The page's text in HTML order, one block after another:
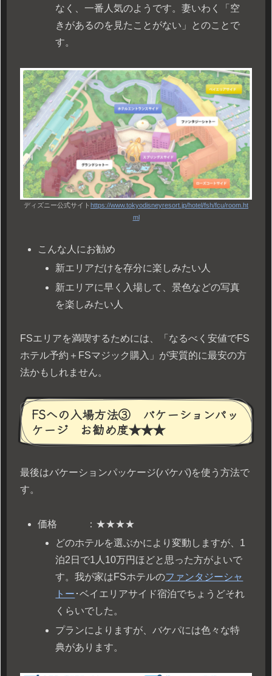
なく、一番人気のようです。妻いわく「空
きがあるのを見たことがない」とのことで
す。
ディズニー公式サイト https://www.tokyodisneyresort.jp/hotel/fsh/fcu/room.ht
ml
こんな人にお勧め
新エリアだけを存分に楽しみたい人
新エリアに早く入場して、景色などの写真
を楽しみたい人
FSエリアを満喫するためには、「なるべく安値でFS
ホテル予約＋FSマジック購入」が実質的に最安の方
法かもしれません。
FSへの入場方法③ バケーションパッ
ケージ お勧め度★★★
最後はバケーションパッケージ(バケパ)を使う方法で
す。
価格 ：★★★★
どのホテルを選ぶかにより変動しますが、1
泊2日で1人10万円ほどと思った方がよいで
す。我が家はFSホテルのファンタジーシャ
トー ･ベイエリアサイド宿泊でちょうどそれ
くらいでした。
プランによりますが、バケパには色々な特
典があります。